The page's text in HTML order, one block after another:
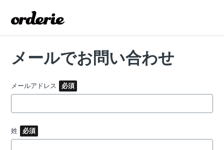
メールでお問い合わせ
メールアドレス
姓